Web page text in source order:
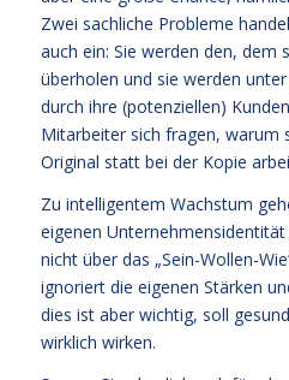
Zwei sachliche Probleme
auch ein: Sie werden den, dem
überholen und sie werden
durch ihre (potenziellen)
Mitarbeiter sich fragen, warum
Original statt bei der Kopie
Zu intelligentem Wachstum
eigenen
nicht über das „Sein-Wollen-
ignoriert die eigenen Stärken
dies ist aber wichtig, soll
wirklich wirken.